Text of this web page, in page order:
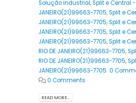
Solução industrial,Split e Central
JANEIRO(21)99663-7705,Split e
JANEIRO(21)99663-7705,Split e
JANEIRO(21)99663-7705,Split e
JANEIRO(21)99663-7705,Split e
RIO DE JANEIRO(21)99663-7705,
RIO DE JANEIRO(21)99663-7705,
JANEIRO(21)99663-7705 0
0 Comments
READ MORE...